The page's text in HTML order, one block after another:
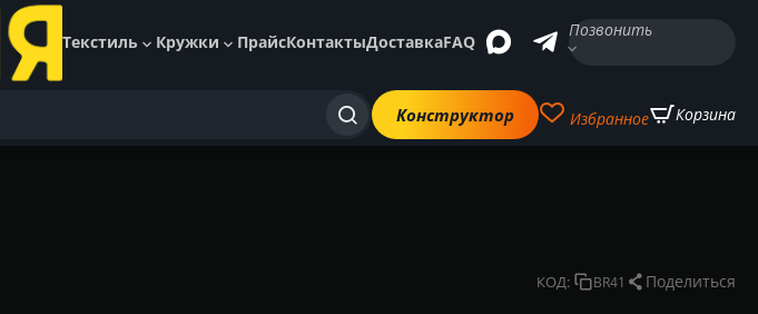
Текстиль Кружки ПрайсКонтактыДоставкаFAQ
Позвонить
Конструктор Избранное Корзина
КОД: BR41 Поделиться